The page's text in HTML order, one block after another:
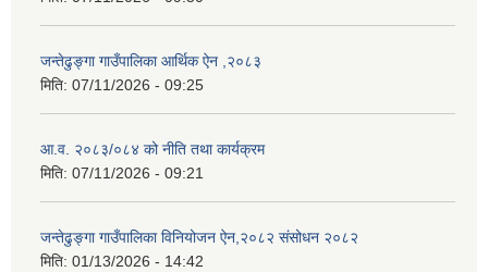
जन्तेढुङ्गा गाउँपालिका आर्थिक ऐन ,२०८३
मिति: 07/11/2026 - 09:25
आ.व. २०८३/०८४ को नीति तथा कार्यक्रम
मिति: 07/11/2026 - 09:21
जन्तेढुङ्गा गाउँपालिका विनियोजन ऐन,२०८२ संसोधन २०८२
मिति: 01/13/2026 - 14:42